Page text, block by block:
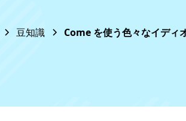
豆知識 Come を使う色々なイディ